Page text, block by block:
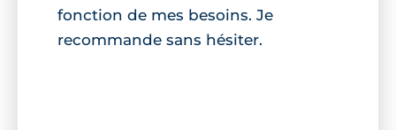
fonction de mes besoins. Je
recommande sans hésiter.